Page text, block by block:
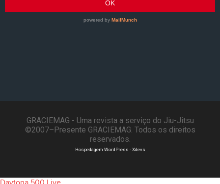
GRACIEMAG - Uma revista a serviço do Jiu-Jitsu
©2007–Presente GRACIEMAG. Todos os direitos
reservados.
Hospedagem WordPress - Xdevs